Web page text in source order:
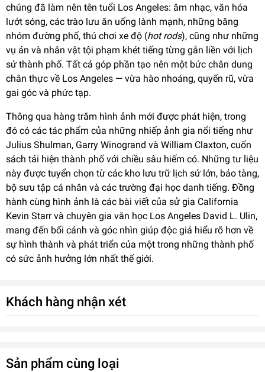
chúng đã làm nên tên tuổi Los Angeles: âm nhạc, văn hóa
lướt sóng, các trào lưu ăn uống lành mạnh, những băng
nhóm đường phố, thú chơi xe độ (hot rods), cũng như những
vụ án và nhân vật tội phạm khét tiếng từng gắn liền với lịch
sử thành phố. Tất cả góp phần tạo nên một bức chân dung
chân thực về Los Angeles — vừa hào nhoáng, quyến rũ, vừa
gai góc và phức tạp.
Thông qua hàng trăm hình ảnh mới được phát hiện, trong
đó có các tác phẩm của những nhiếp ảnh gia nổi tiếng như
Julius Shulman, Garry Winogrand và William Claxton, cuốn
sách tái hiện thành phố với chiều sâu hiếm có. Những tư liệu
này được tuyển chọn từ các kho lưu trữ lịch sử lớn, bảo tàng,
bộ sưu tập cá nhân và các trường đại học danh tiếng. Đồng
hành cùng hình ảnh là các bài viết của sử gia California
Kevin Starr và chuyên gia văn học Los Angeles David L. Ulin,
mang đến bối cảnh và góc nhìn giúp độc giả hiểu rõ hơn về
sự hình thành và phát triển của một trong những thành phố
có sức ảnh hưởng lớn nhất thế giới.
Khách hàng nhận xét
Sản phẩm cùng loại